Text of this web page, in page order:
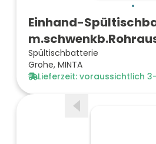
Einhand-
Spültischbatterie
Grohe, MINTA
Lieferzeit: voraussichtlich